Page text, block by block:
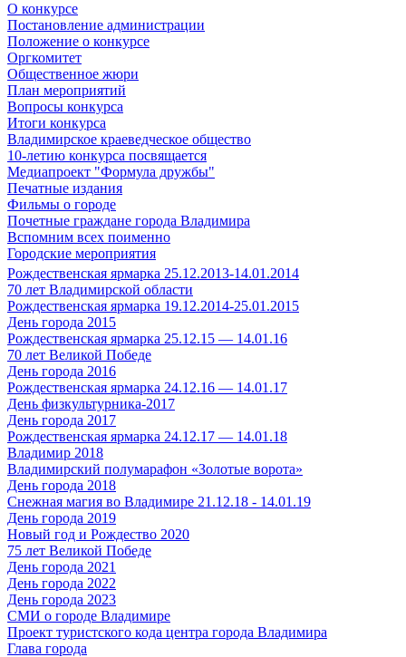
О конкурсе
Постановление администрации
Положение о конкурсе
Оргкомитет
Общественное жюри
План мероприятий
Вопросы конкурса
Итоги конкурса
Владимирское краеведческое общество
10-летию конкурса посвящается
Медиапроект "Формула дружбы"
Печатные издания
Фильмы о городе
Почетные граждане города Владимира
Вспомним всех поименно
Городские мероприятия
Рождественская ярмарка 25.12.2013-14.01.2014
70 лет Владимирской области
Рождественская ярмарка 19.12.2014-25.01.2015
День города 2015
Рождественская ярмарка 25.12.15 — 14.01.16
70 лет Великой Победе
День города 2016
Рождественская ярмарка 24.12.16 — 14.01.17
День физкультурника-2017
День города 2017
Рождественская ярмарка 24.12.17 — 14.01.18
Владимир 2018
Владимирский полумарафон «Золотые ворота»
День города 2018
Снежная магия во Владимире 21.12.18 - 14.01.19
День города 2019
Новый год и Рождество 2020
75 лет Великой Победе
День города 2021
День города 2022
День города 2023
СМИ о городе Владимире
Проект туристского кода центра города Владимира
Глава города